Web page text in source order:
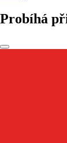
Probíhá